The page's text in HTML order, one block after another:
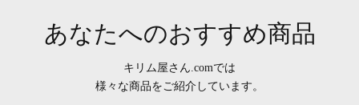
あなたへのおすすめ商品
キリム屋さん.comでは
様々な商品をご紹介しています。